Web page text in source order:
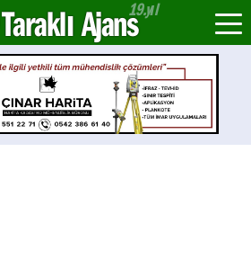
Taraklı Ajans